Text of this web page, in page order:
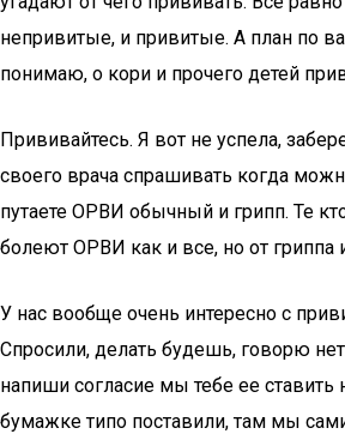
непривитые, и привитые. А план по
понимаю, о кори и прочего детей
Прививайтесь. Я вот не успела,
своего врача спрашивать когда
путаете ОРВИ обычный и грипп. Те
болеют ОРВИ как и все, но от гриппа
У нас вообще очень интересно с
Спросили, делать будешь, говорю
напиши согласие мы тебе ее ставить
бумажке типо поставили, там мы